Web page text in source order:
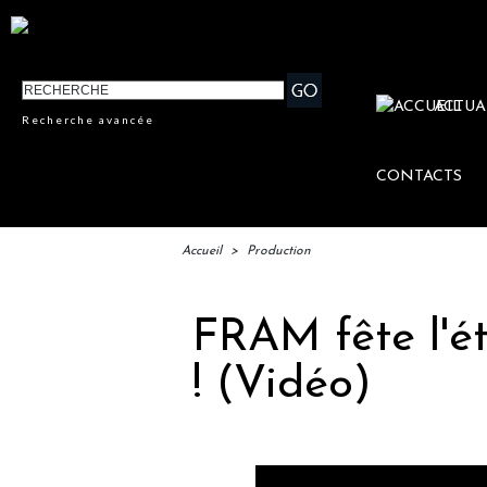
Recherche avancée
CONTACTS
Accueil > Production
FRAM fête
! (Vidéo)